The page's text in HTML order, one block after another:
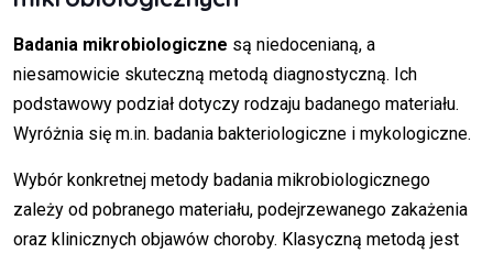
Badania mikrobiologiczne są niedocenianą, a
niesamowicie skuteczną metodą diagnostyczną. Ich
podstawowy podział dotyczy rodzaju badanego materiału.
Wyróżnia się m.in. badania bakteriologiczne i mykologiczne.
Wybór konkretnej metody badania mikrobiologicznego
zależy od pobranego materiału, podejrzewanego zakażenia
oraz klinicznych objawów choroby. Klasyczną metodą jest